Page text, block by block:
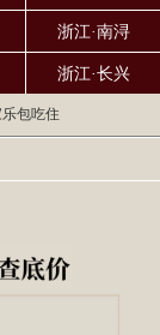
浙江·南浔
浙江·长兴
包吃住